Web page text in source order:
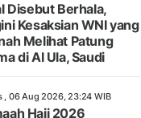
Disebut Berhala,
Kesaksian WNI yang
Melihat Patung
di Al Ula, Saudi
, 06 Aug 2026, 23:24 WIB
Haji 2026